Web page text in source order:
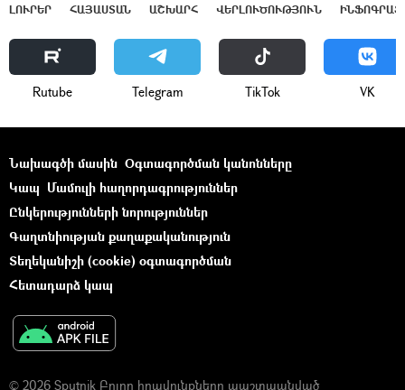
ԼՈՒՐԵՐ ՀԱՅԱՍՏԱՆ ԱՇԽԱՐՀ ՎԵՐԼՈՒԾՈՒԹՅՈՒՆ
Rutube Telegram ТikТоk VK
Նախագծի մասին Օգտագործման կանոնները
Կապ Մամուլի հաղորդագրություններ
Ընկերությունների նորություններ
Գաղտնիության քաղաքականություն
Տեղեկանիշի (cookie) օգտագործման
Հետադարձ կապ
© 2026 Sputnik Բոլոր իրավունքները պաշտպանված